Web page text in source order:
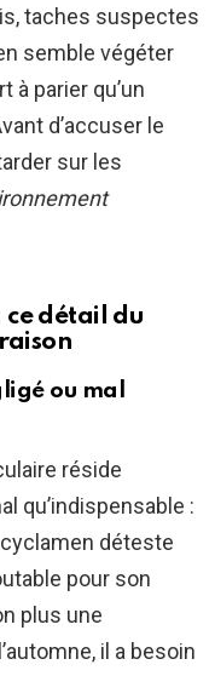
taches suspectes
semble végéter
à parier qu’un
d’accuser le
sur les
ce détail du
ou mal
réside
qu’indispensable :
cyclamen déteste
pour son
plus une
il a besoin